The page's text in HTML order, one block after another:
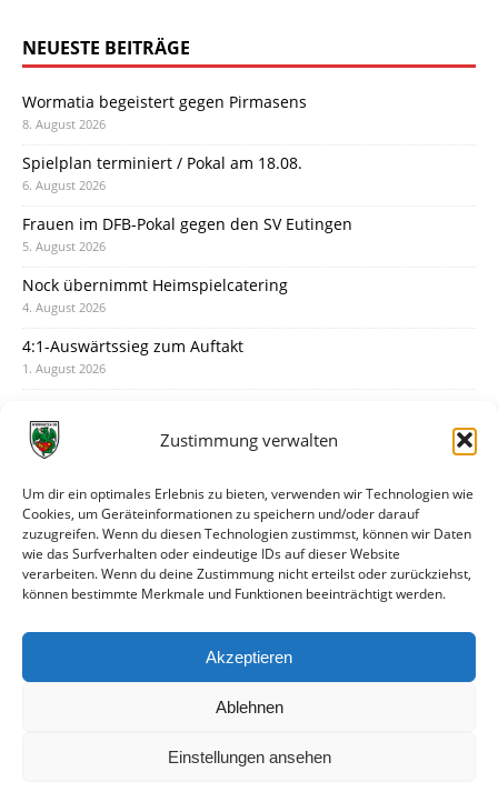
Zustimmung verwalten
Um dir ein optimales Erlebnis zu bieten, verwenden wir Technologien wie
Cookies, um Geräteinformationen zu speichern und/oder darauf
zuzugreifen. Wenn du diesen Technologien zustimmst, können wir Daten
wie das Surfverhalten oder eindeutige IDs auf dieser Website
verarbeiten. Wenn du deine Zustimmung nicht erteilst oder zurückziehst,
können bestimmte Merkmale und Funktionen beeinträchtigt werden.
Akzeptieren
Ablehnen
Einstellungen ansehen
NEUESTE BEITRÄGE
Wormatia begeistert gegen Pirmasens
8. August 2026
Spielplan terminiert / Pokal am 18.08.
6. August 2026
Frauen im DFB-Pokal gegen den SV Eutingen
5. August 2026
Nock übernimmt Heimspielcatering
4. August 2026
4:1-Auswärtssieg zum Auftakt
1. August 2026
31. Juli 2026
30. Juli 2026
Deine Spielminute: 89+1
28. Juli 2026
Neuer Rückensponsor
Neue Podcast-Folge: So tickt Björn!
27. Juli 2026